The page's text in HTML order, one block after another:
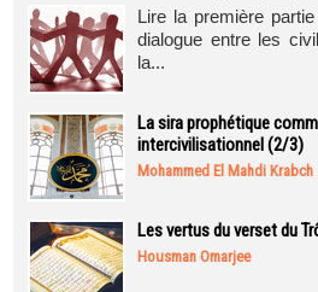
Lire la première
dialogue entre les
la...
La sira prophétique
intercivilisationnel (2/3)
Mohammed El Mahdi Krabch
Les vertus du verset du
Housman Omarjee